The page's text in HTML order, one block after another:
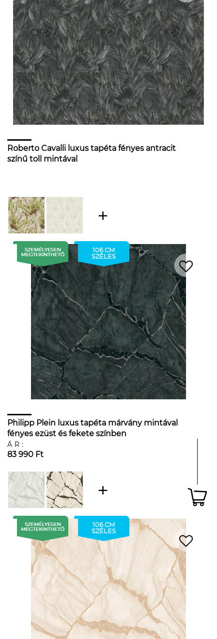
Roberto Cavalli luxus tapéta fényes antracit
színű toll mintával
106 CM
SZÉLES
Philipp Plein luxus tapéta márvány mintával
fényes ezüst és fekete színben
ÁR:
83 990 Ft
106 CM
SZÉLES